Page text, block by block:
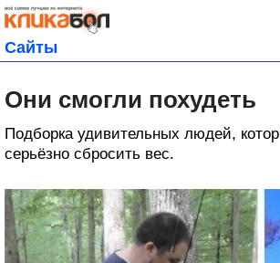
Сайты
Они смогли похудеть
Подборка удивительных людей,
серьёзно сбросить вес.